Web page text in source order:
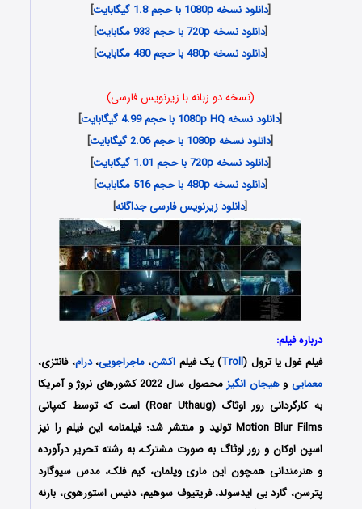
[دانلود نسخه 1080p با حجم 1.8 گیگابایت
]
[دانلود نسخه 720p با حجم 933 مگابایت
]
[دانلود نسخه 480p با حجم 480 مگابایت ]
(نسخه دو زبانه با زیرنویس فارسی)
[دانلود نسخه 1080p HQ با حجم 4.99 گیگابایت
]
[دانلود نسخه 1080p با حجم 2.06 گیگابایت
]
[دانلود نسخه 720p با حجم 1.01 گیگابایت
]
[دانلود نسخه 480p با حجم 516 مگابایت
]
[دانلود زیرنویس فارسی جداگانه]
درباره فیلم:
فیلم غول یا ترول (Troll) یک فیلم اکشن،ماجراجویی،درام، فانتزی،
معمایی وهیجان انگیز
محصول سال 2022 کشورهای نروژ و آمریکا
به کارگردانی رور اوثاگ (Roar Uthaug) است که توسط کمپانی‌
Motion Blur Films تولید و منتشر شد؛ فیلمنامه این فیلم را نیز
اسپن اوکان و رور اوثاگ به صورت مشترک، به رشته تحریر درآورده
و هنرمندانی همچون این ماری ویلمان، کیم فلک، مدس سیوگارد
پترسن، گارد بی ایدسولد، فریتیوف سوهیم، دنیس استورهوی، بارنه